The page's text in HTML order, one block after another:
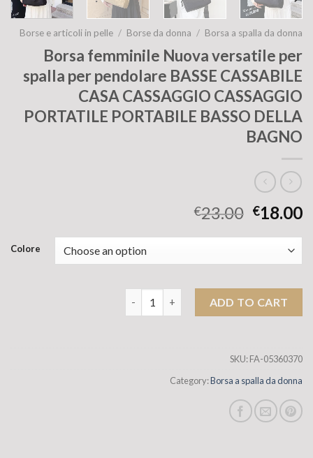
Borse e articoli in pelle / Borse da donna / Borsa a spalla da donna
Borsa femminile Nuova versatile per
spalla per pendolare BASSE CASSABILE
CASA CASSAGGIO CASSAGGIO
PORTATILE PORTABILE BASSO DELLA
BAGNO
€23.00 €18.00
Colore
ADD TO CART
SKU:FA-05360370
Category:Borsa a spalla da donna